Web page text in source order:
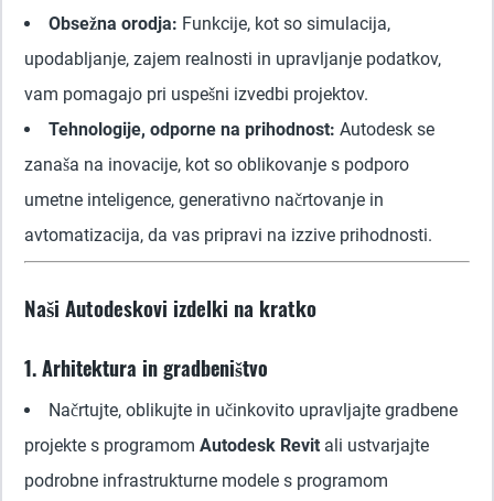
Obsežna orodja: Funkcije, kot so simulacija,
upodabljanje, zajem realnosti in upravljanje podatkov,
vam pomagajo pri uspešni izvedbi projektov.
Tehnologije, odporne na prihodnost: Autodesk se
zanaša na inovacije, kot so oblikovanje s podporo
umetne inteligence, generativno načrtovanje in
avtomatizacija, da vas pripravi na izzive prihodnosti.
Naši Autodeskovi izdelki na kratko
1. Arhitektura in gradbeništvo
Načrtujte, oblikujte in učinkovito upravljajte gradbene
projekte s programom Autodesk Revit ali ustvarjajte
podrobne infrastrukturne modele s programom